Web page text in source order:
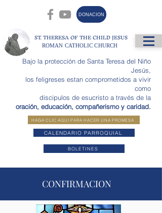
DONACION
ST. THERESA OF THE CHILD JESUS
ROMAN CATHOLIC CHURCH
CALENDARIO PARROQUIAL
BOLETINES
Bajo la protección de Santa Teresa del Niño
Jesús,
los feligreses estan comprometidos a vivir
como
discipulos de esucristo a través de la
oración, educación, compañerismo y caridad.
HAGA CLIC AQUI PARA HACER UNA PROMESA
CONFIRMACION